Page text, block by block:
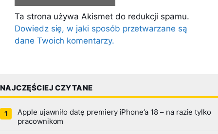
Ta strona używa Akismet do redukcji spamu.
Dowiedz się, w jaki sposób przetwarzane są
dane Twoich komentarzy.
NAJCZĘŚCIEJ CZYTANE
Apple ujawniło datę premiery iPhone’a 18 – na razie tylko
pracownikom